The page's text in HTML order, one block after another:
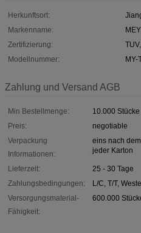
Herkunftsort:
Markenname:
Zertifizierung:
Modellnummer:
MY-
Zahlung und Versand AGB
Min Bestellmenge:
10.000 Stücke
Preis:
negotiable
Verpackung
Informationen:
eins nach
jeder Karton
Lieferzeit:
25 - 30 Tage
Zahlungsbedingungen:
L/C, T/T,
Versorgungsmaterial-
Fähigkeit:
600.000